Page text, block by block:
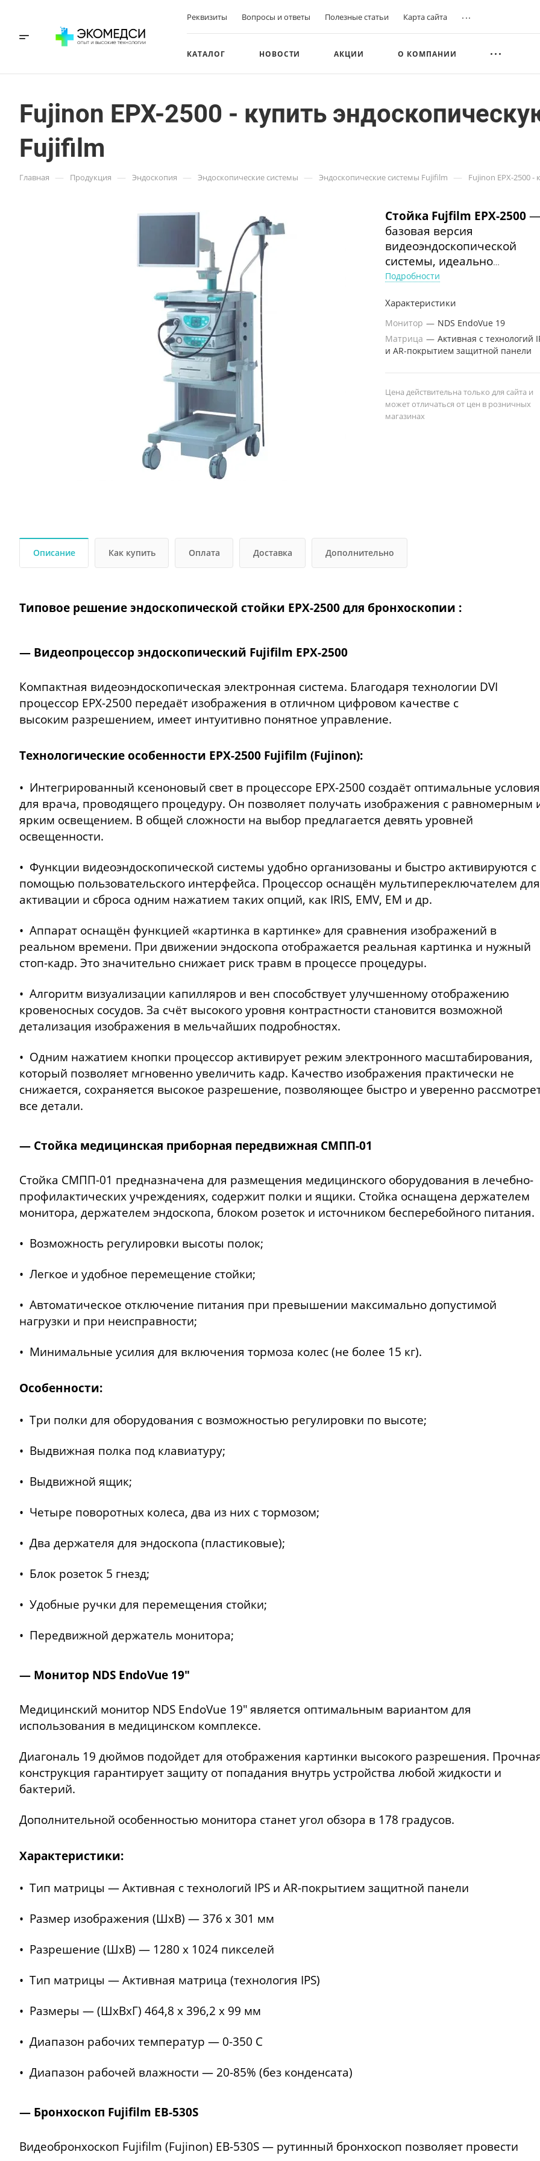
Реквизиты Вопросы и ответы Полезные статьи Карта сайта ...
КАТАЛОГ НОВОСТИ АКЦИИ О КОМПАНИИ
Fujinon EPX-2500 - купить
Fujifilm
Главная — Продукция — Эндоскопия — Эндоскопические системы — Эндоскопические системы Fujifilm — Fujinon EPX-2500
Стойка Fujfilm EPX-2500 —
базовая версия
видеоэндоскопической
системы, идеально
подходящая для рутинных
ходовая модель
бронхоскопа для
EPX-2500: бронхоскоп EB-
530S.
Подробности
Характеристики
Монитор — NDS EndoVue 19
Матрица — Активная с технологий
и AR-покрытием защитной панели
Цена действительна только для сайта и
может отличаться от цен в розничных
магазинах
Описание Как купить Оплата Доставка Дополнительно
Типовое решение эндоскопической стойки EPX-2500 для бронхоскопии :
— Видеопроцессор эндоскопический Fujifilm EPX-2500
Компактная видеоэндоскопическая электронная система. Благодаря технологии DVI
процессор EPX-2500 передаёт изображения в отличном цифровом качестве с
высоким разрешением, имеет интуитивно понятное управление.
Технологические особенности EPX-2500 Fujifilm (Fujinon):
• Интегрированный ксеноновый свет в процессоре EPX-2500 создаёт оптимальные условия
для врача, проводящего процедуру. Он позволяет получать изображения с равномерным
ярким освещением. В общей сложности на выбор предлагается девять уровней
освещенности.
• Функции видеоэндоскопической системы удобно организованы и быстро активируются с
помощью пользовательского интерфейса. Процессор оснащён мультипереключателем для
активации и сброса одним нажатием таких опций, как IRIS, EMV, EM и др.
• Аппарат оснащён функцией «картинка в картинке» для сравнения изображений в
реальном времени. При движении эндоскопа отображается реальная картинка и нужный
стоп-кадр. Это значительно снижает риск травм в процессе процедуры.
• Алгоритм визуализации капилляров и вен способствует улучшенному отображению
кровеносных сосудов. За счёт высокого уровня контрастности становится возможной
детализация изображения в мельчайших подробностях.
• Одним нажатием кнопки процессор активирует режим электронного масштабирования,
который позволяет мгновенно увеличить кадр. Качество изображения практически не
снижается, сохраняется высокое разрешение, позволяющее быстро и уверенно
все детали.
— Стойка медицинская приборная передвижная СМПП-01
Стойка СМПП-01 предназначена для размещения медицинского оборудования в лечебно-
профилактических учреждениях, содержит полки и ящики. Стойка оснащена держателем
монитора, держателем эндоскопа, блоком розеток и источником бесперебойного питания.
• Возможность регулировки высоты полок;
• Легкое и удобное перемещение стойки;
• Автоматическое отключение питания при превышении максимально допустимой
нагрузки и при неисправности;
• Минимальные усилия для включения тормоза колес (не более 15 кг).
Особенности:
• Три полки для оборудования с возможностью регулировки по высоте;
• Выдвижная полка под клавиатуру;
• Выдвижной ящик;
• Четыре поворотных колеса, два из них с тормозом;
• Два держателя для эндоскопа (пластиковые);
• Блок розеток 5 гнезд;
• Удобные ручки для перемещения стойки;
• Передвижной держатель монитора;
— Монитор NDS EndoVue 19″
Медицинский монитор NDS EndoVue 19″ является оптимальным вариантом для
использования в медицинском комплексе.
Диагональ 19 дюймов подойдет для отображения картинки высокого разрешения.
конструкция гарантирует защиту от попадания внутрь устройства любой жидкости и
бактерий.
Дополнительной особенностью монитора станет угол обзора в 178 градусов.
Характеристики:
• Тип матрицы — Активная с технологий IPS и AR-покрытием защитной панели
• Размер изображения (ШхВ) — 376 x 301 мм
• Разрешение (ШхВ) — 1280 x 1024 пикселей
• Тип матрицы — Активная матрица (технология IPS)
• Размеры — (ШxВxГ) 464,8 x 396,2 x 99 мм
• Диапазон рабочих температур — 0-350 C
• Диапазон рабочей влажности — 20-85% (без конденсата)
— Бронхоскоп Fujifilm EB-530S
Видеобронхоскоп Fujifilm (Fujinon) EB-530S — рутинный бронхоскоп позволяет провести